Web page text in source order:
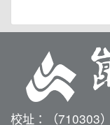
校址：（710303